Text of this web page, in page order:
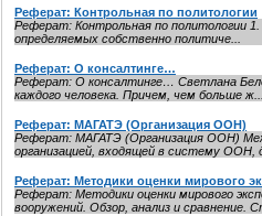
Реферат: Контрольная по политологии
Реферат: Контрольная по политологии
определяемых собственно политиче...
Реферат: О консалтинге…
Реферат: О консалтинге… Светлана
каждого человека. Причем, чем больше ж...
Реферат: МАГАТЭ (Организация ООН)
Реферат: МАГАТЭ (Организация ООН)
организацией, входящей в систему ООН,
Реферат: Методики оценки мирового
Реферат: Методики оценки мирового
вооружений. Обзор, анализ и сравнение.